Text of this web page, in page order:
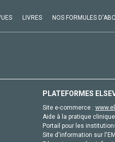
LIVRES NOS FORMULES
PLATEFORMES
Site e-commerce :
Aide à la pratique
Portail pour les
Site d'information sur